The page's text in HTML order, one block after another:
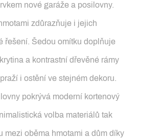
nové garáže a posilovny.
zdůrazňuje i jejich
řešení. Šedou omítku doplňuje
a kontrastní dřevěné rámy
i ostění ve stejném dekoru.
pokrývá moderní kortenový
volba materiálů tak
mezi oběma hmotami a dům díky